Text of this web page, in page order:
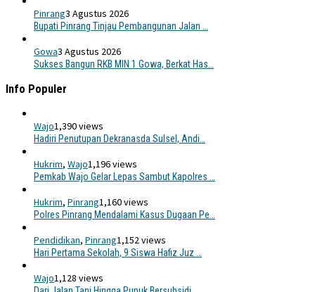
Pinrang3 Agustus 2026
Bupati Pinrang Tinjau Pembangunan Jalan …
Gowa3 Agustus 2026
Sukses Bangun RKB MIN 1 Gowa, Berkat Has…
Info Populer
Wajo1,390 views
Hadiri Penutupan Dekranasda Sulsel, Andi…
Hukrim, Wajo1,196 views
Pemkab Wajo Gelar Lepas Sambut Kapolres …
Hukrim, Pinrang1,160 views
Polres Pinrang Mendalami Kasus Dugaan Pe…
Pendidikan, Pinrang1,152 views
Hari Pertama Sekolah, 9 Siswa Hafiz Juz …
Wajo1,128 views